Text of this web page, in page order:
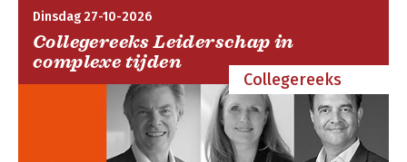
Bekijk alle boeken
Mentale vaardigheden in vijf sectoren
Rico Schuijers
Dinsdag 27-10-2026
Collegereeks Leiderschap in
complexe tijden
Collegereeks